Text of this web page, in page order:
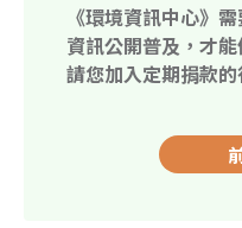
《環境資訊中心》
資訊公開普及，才
請您加入定期捐款